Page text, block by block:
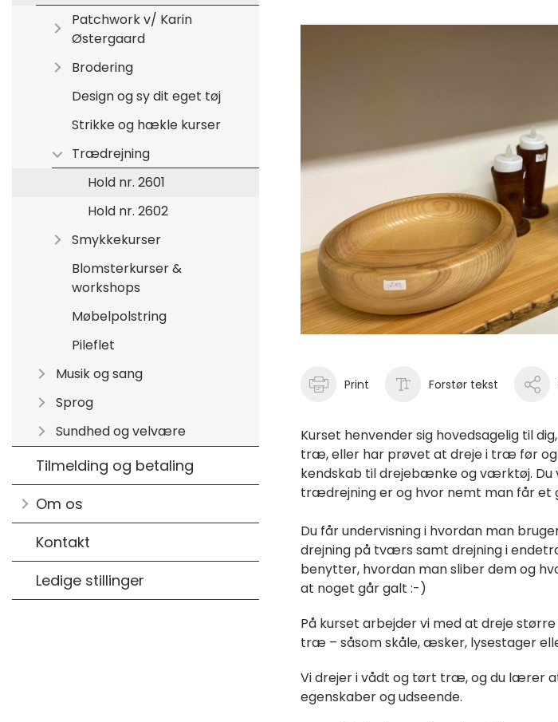
Patchwork v/ Karin
Østergaard
Brodering
Design og sy dit eget tøj
Strikke og hækle kurser
Trædrejning
Hold nr. 2601
Hold nr. 2602
Smykkekurser
Blomsterkurser &
workshops
Møbelpolstring
Pileflet
Musik og sang
Sprog
Sundhed og velvære
Tilmelding og betaling
Om os
Kontakt
Ledige stillinger
Print Forstør tekst
Kurset henvender sig hovedsagelig til
træ, eller har prøvet at dreje i træ før
kendskab til drejebænke og værktøj. Du
trædrejning er og hvor nemt man får et
Du får undervisning i hvordan man
drejning på tværs samt drejning i
benytter, hvordan man sliber dem og
at noget går galt :-)
På kurset arbejder vi med at dreje
træ – såsom skåle, æsker, lysestager
Vi drejer i vådt og tørt træ, og du lærer
egenskaber og udseende.